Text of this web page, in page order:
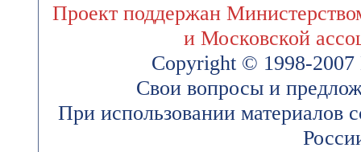
Проект поддержан
и Московской
Copyright © 1998-
Свои вопросы и
При использовании материалов